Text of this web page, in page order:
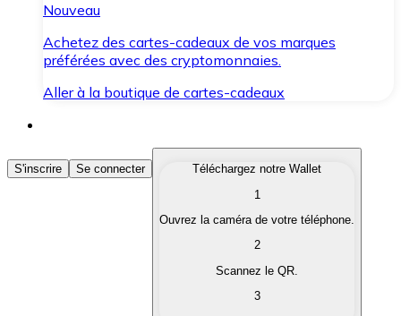
Nouveau
Achetez des cartes-cadeaux de vos marques
préférées avec des cryptomonnaies.
Aller à la boutique de cartes-cadeaux
Acheter des Cryptomonnaies
Achetez les cryptomonnaies qui vous intéressent
Convertissez vos cryptomonnaies en monnaie
S'inscrire Se connecter
Téléchargez notre Wallet
1
Ouvrez la caméra de votre téléphone.
2
Scannez le QR.
3